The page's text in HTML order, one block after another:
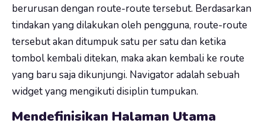
berurusan dengan route-route tersebut. Berdasarkan
tindakan yang dilakukan oleh pengguna, route-route
tersebut akan ditumpuk satu per satu dan ketika
tombol kembali ditekan, maka akan kembali ke route
yang baru saja dikunjungi. Navigator adalah sebuah
widget yang mengikuti disiplin tumpukan.
Mendefinisikan Halaman Utama